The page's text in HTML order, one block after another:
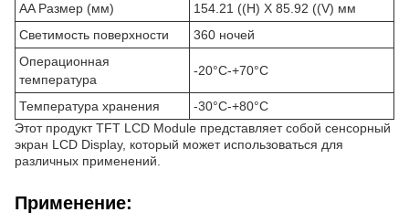
AA Размер (мм)
154.21 ((H) X 85.92 ((V) мм
Светимость поверхности
360 ночей
Операционная
температура
-20°C-+70°C
Температура хранения
-30°C-+80°C
Этот продукт TFT LCD Module представляет собой сенсорный
экран LCD Display, который может использоваться для
различных применений.
Применение: